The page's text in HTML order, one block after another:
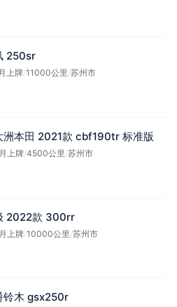
250sr
上牌/11000公里 /苏州市
洲本田 2021款 cbf190tr 标准版
上牌/4500公里 /苏州市
2022款 300rr
上牌/10000公里 /苏州市
铃木 gsx250r